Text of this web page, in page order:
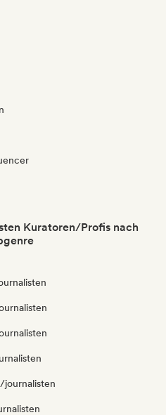
Kuratoren/Profis nach
journalisten